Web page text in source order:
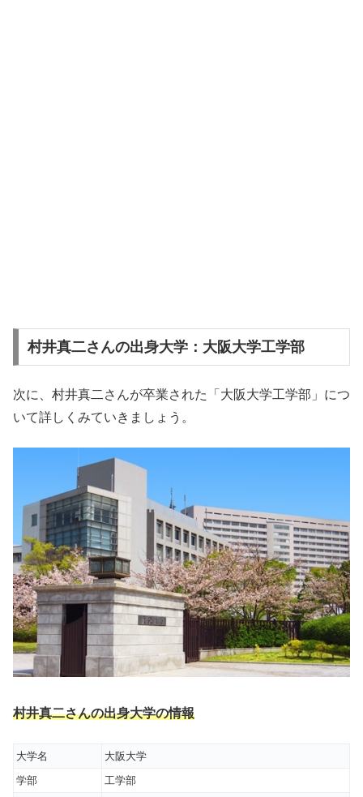
村井真二さんの出身大学：大阪大学工学部
次に、村井真二さんが卒業された「大阪大学工学部」につ
いて詳しくみていきましょう。
村井真二さんの出身大学の情報
大学名
大阪大学
学部
工学部